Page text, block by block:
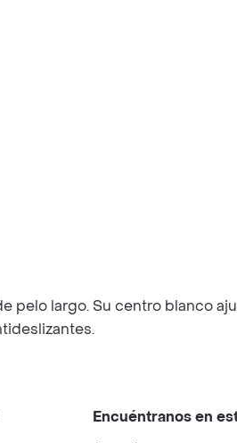
pelo largo. Su centro blanco
Encuéntranos en